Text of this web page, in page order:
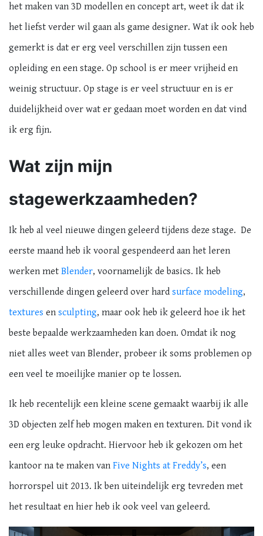
het maken van 3D modellen en concept art, weet ik dat ik
het liefst verder wil gaan als game designer. Wat ik ook heb
gemerkt is dat er erg veel verschillen zijn tussen een
opleiding en een stage. Op school is er meer vrijheid en
weinig structuur. Op stage is er veel structuur en is er
duidelijkheid over wat er gedaan moet worden en dat vind
ik erg fijn.
Wat zijn mijn
stagewerkzaamheden?
Ik heb al veel nieuwe dingen geleerd tijdens deze stage. De
eerste maand heb ik vooral gespendeerd aan het leren
werken met Blender, voornamelijk de basics. Ik heb
verschillende dingen geleerd over hard surface modeling,
textures en sculpting, maar ook heb ik geleerd hoe ik het
beste bepaalde werkzaamheden kan doen. Omdat ik nog
niet alles weet van Blender, probeer ik soms problemen op
een veel te moeilijke manier op te lossen.
Ik heb recentelijk een kleine scene gemaakt waarbij ik alle
3D objecten zelf heb mogen maken en texturen. Dit vond ik
een erg leuke opdracht. Hiervoor heb ik gekozen om het
kantoor na te maken van Five Nights at Freddy’s, een
horrorspel uit 2013. Ik ben uiteindelijk erg tevreden met
het resultaat en hier heb ik ook veel van geleerd.